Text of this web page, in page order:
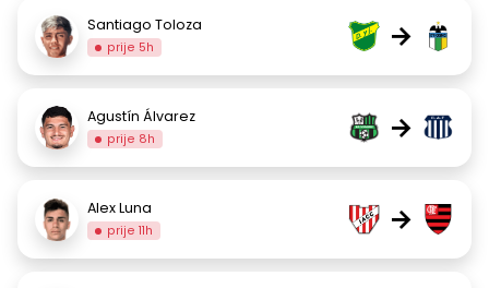
Santiago Toloza
prije 5h →
Agustín Álvarez
prije 8h →
Alex Luna
prije 11h →